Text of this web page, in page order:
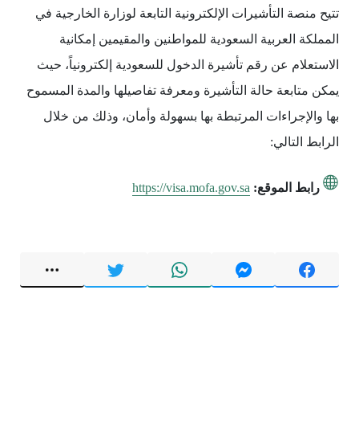
تتيح منصة التأشيرات الإلكترونية التابعة لوزارة الخارجية في
المملكة العربية السعودية للمواطنين والمقيمين إمكانية
الاستعلام عن رقم تأشيرة الدخول للسعودية إلكترونياً، حيث
يمكن متابعة حالة التأشيرة ومعرفة تفاصيلها والمدة المسموح
بها والإجراءات المرتبطة بها بسهولة وأمان، وذلك من خلال
الرابط التالي:
رابط الموقع: https://visa.mofa.gov.sa